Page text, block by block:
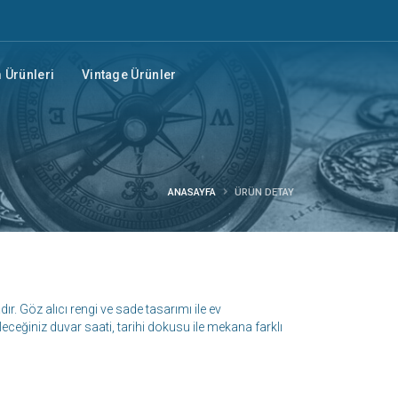
Ürünleri Vintage Ürünler
ANASAYFA ÜRÜN DETAY
Göz alıcı rengi ve sade tasarımı ile ev
duvar saati, tarihi dokusu ile mekana farklı